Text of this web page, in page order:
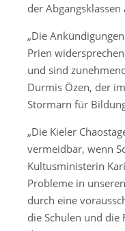
der
„Die
Prien
und sind
Durmis Özen, der
Stormarn für
„Die Kieler
vermeidbar, wenn
Kultusministerin
Probleme in
durch eine
die Schulen und die